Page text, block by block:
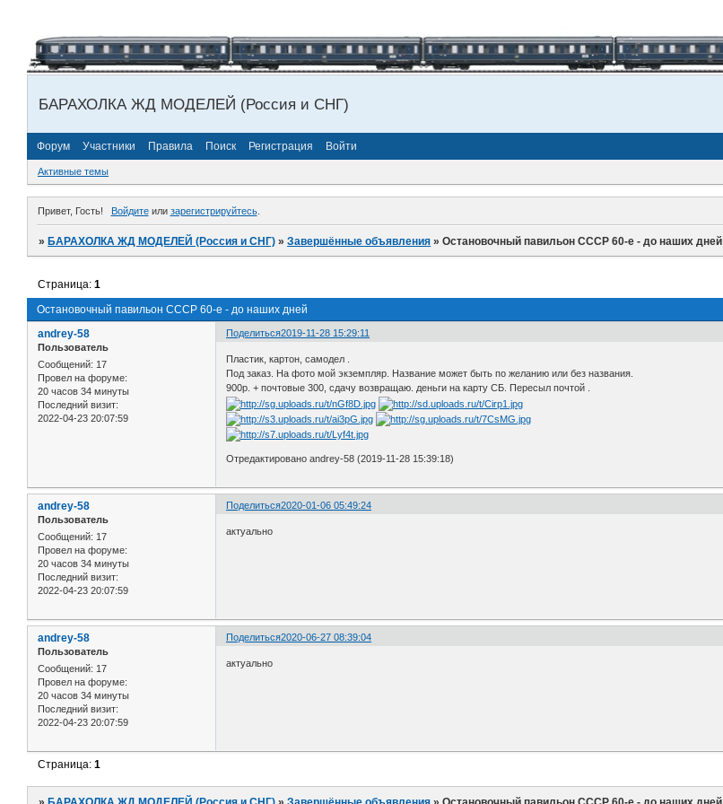
БАРАХОЛКА ЖД МОДЕЛЕЙ (Россия и СНГ)
Форум Участники Правила Поиск Регистрация Войти
Активные темы
Привет, Гость! Войдитеили зарегистрируйтесь.
»БАРАХОЛКА ЖД МОДЕЛЕЙ (Россия и СНГ) »Завершённые объявления »Остановочный павильон СССР 60-е - до наших дней
Остановочный павильон СССР 60-е - до наших дней
Страница:1
Поделиться2019-11-28 15:29:11
andrey-58
Пользователь
Сообщений: 17
Провел на форуме:
20 часов 34 минуты
Последний визит:
2022-04-23 20:07:59
Пластик, картон, самодел .
Под заказ. На фото мой экземпляр. Название может быть по желанию или без названия.
900р. + почтовые 300, сдачу возвращаю. деньги на карту СБ. Пересыл почтой .
Отредактировано andrey-58 (2019-11-28 15:39:18)
Поделиться2020-01-06 05:49:24
andrey-58
Пользователь
Сообщений: 17
Провел на форуме:
20 часов 34 минуты
Последний визит:
2022-04-23 20:07:59
актуально
Поделиться2020-06-27 08:39:04
andrey-58
Пользователь
Сообщений: 17
Провел на форуме:
20 часов 34 минуты
Последний визит:
2022-04-23 20:07:59
актуально
Страница:1